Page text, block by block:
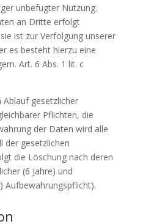
unbefugter Nutzung.
an Dritte erfolgt
ist zur Verfolgung unserer
es besteht hierzu eine
Art. 6 Abs. 1 lit. c
gesetzlicher
Pflichten, die
der Daten wird alle
der gesetzlichen
die Löschung nach deren
(6 Jahre) und
Aufbewahrungspflicht).